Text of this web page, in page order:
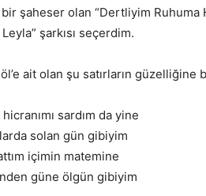
şaheser olan “Dertliyim Ruhuma
şarkısı seçerdim.
ait olan şu satırların güzelliğine
sardım da yine
solan gün gibiyim
içimin matemine
güne ölgün gibiyim